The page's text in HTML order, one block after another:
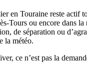
en Touraine reste actif
Tours ou encore dans la
de séparation ou
la météo.
ce n’est pas la